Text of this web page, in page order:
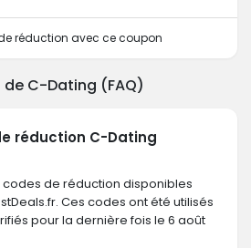
de réduction avec ce coupon
de C-Dating (FAQ)
réduction C-Dating
codes de réduction disponibles
Ces codes ont été utilisés
pour la dernière fois le 6 août